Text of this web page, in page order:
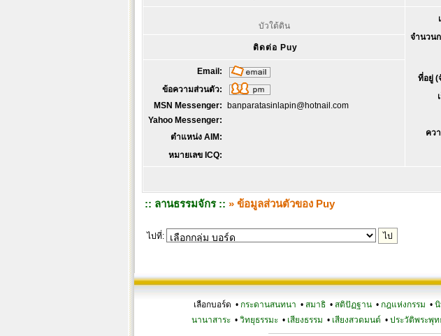
บัวใต้ดิน
จำนวน
ที่อยู่ (
คว
ติดต่อ Puy
Email:
ข้อความส่วนตัว:
MSN Messenger:
banparatasinlapin@hotnail.com
Yahoo Messenger:
ตำแหน่ง AIM:
หมายเลข ICQ:
:: ลานธรรมจักร :: » ข้อมูลส่วนตัวของ Puy
ไปที่:
เลือกบอร์ด • กระดานสนทนา • สมาธิ • สติปัฏฐาน • กฎแห่งกรรม •
นานาสาระ• วิทยุธรรมะ• เสียงธรรม • เสียงสวดมนต์ • ประวัติพระพุท